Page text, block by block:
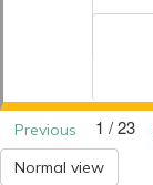
Previous 1 / 23
Normal view